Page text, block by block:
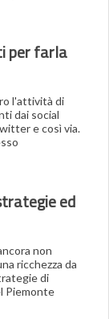
per farla
l'attività di
dai social
e così via.
ed
non
ricchezza da
di
Piemonte